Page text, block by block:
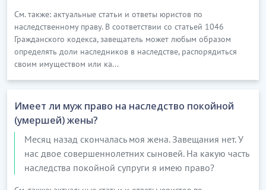
См. также: актуальные статьи и ответы юристов по
наследственному праву. В соответствии со статьей 1046
Гражданского кодекса, завещатель может любым образом
определять доли наследников в наследстве, распорядиться
своим имуществом или ка...
Имеет ли муж право на наследство покойной
(умершей) жены?
Месяц назад скончалась моя жена. Завещания нет. У
нас двое совершеннолетних сыновей. На какую часть
наследства покойной супруги я имею право?